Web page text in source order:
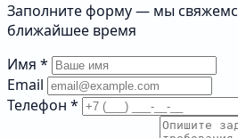
Заполните форму — мы
ближайшее время
Имя *
Email
Телефон *